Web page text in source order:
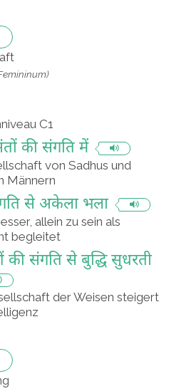
C1
की संगति में
von Sadhus und
Männern
से अकेला भला
allein zu sein als
begleitet
संगति से बुद्धि सुधरती
der Weisen steigert